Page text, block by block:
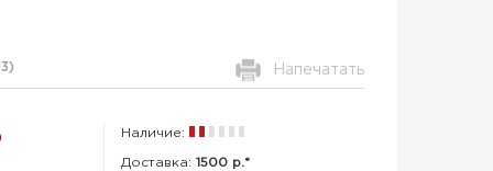
) Напечатать
Наличие:
Доставка: 1500 р.*